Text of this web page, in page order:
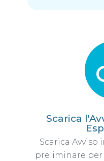
Scarica
Scarica
preliminare per